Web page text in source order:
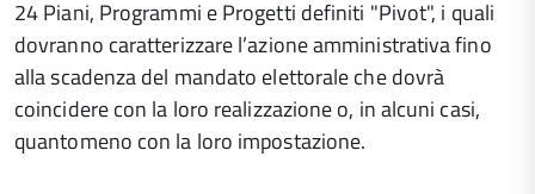
24 Piani, Programmi e Progetti definiti "Pivot", i quali
dovranno caratterizzare l’azione amministrativa fino
alla scadenza del mandato elettorale che dovrà
coincidere con la loro realizzazione o, in alcuni casi,
quantomeno con la loro impostazione.